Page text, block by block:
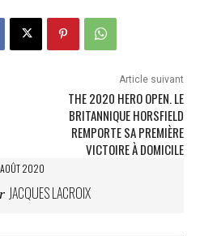
Article suivant
THE 2020 HERO OPEN. LE
BRITANNIQUE HORSFIELD
REMPORTE SA PREMIÈRE
VICTOIRE À DOMICILE
2020
JACQUES LACROIX